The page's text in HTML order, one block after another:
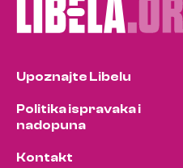
Upoznajte Libelu
Politika ispravaka i
nadopuna
Kontakt